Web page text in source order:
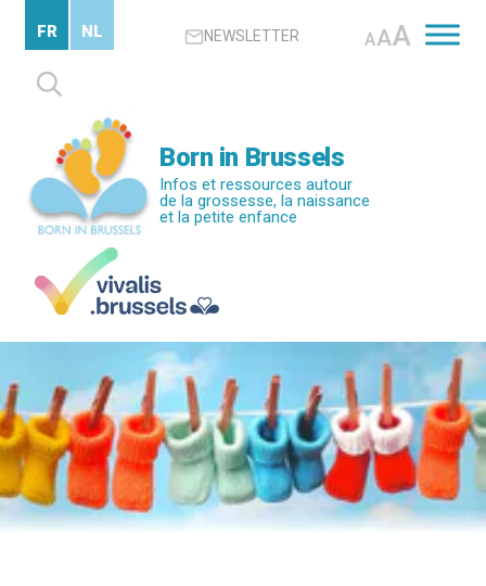
contenu
principal
NEWSLETTER AAA
Rechercher :
FR NL
Born in Brussels
Infos et ressources autour
de la grossesse, la naissance
et la petite enfance